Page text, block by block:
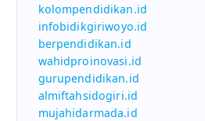
kolompendidikan.id
infobidikgiriwoyo.id
berpendidikan.id
wahidproinovasi.id
gurupendidikan.id
almiftahsidogiri.id
mujahidarmada.id